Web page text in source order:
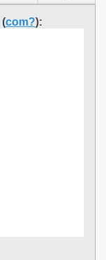
(com?):